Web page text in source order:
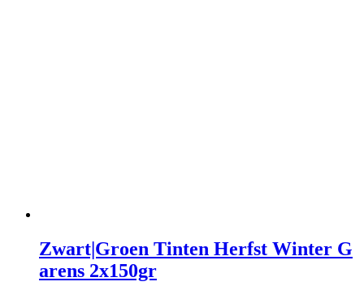
Zwart|Groen Tinten Herfst Winter G
arens 2x150gr